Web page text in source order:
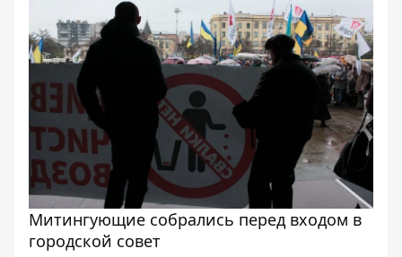
Митингующие собрались перед входом в
городской совет